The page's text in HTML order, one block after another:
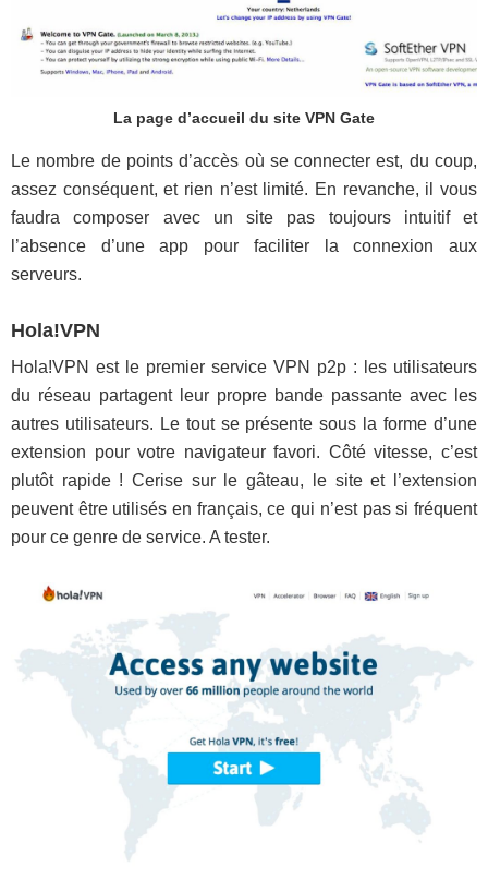
La page d’accueil du site VPN Gate
Le nombre de points d’accès où se connecter est, du coup,
assez conséquent, et rien n’est limité. En revanche, il vous
faudra composer avec un site pas toujours intuitif et
l’absence d’une app pour faciliter la connexion aux
serveurs.
Hola!VPN
Hola!VPN est le premier service VPN p2p : les utilisateurs
du réseau partagent leur propre bande passante avec les
autres utilisateurs. Le tout se présente sous la forme d’une
extension pour votre navigateur favori. Côté vitesse, c’est
plutôt rapide ! Cerise sur le gâteau, le site et l’extension
peuvent être utilisés en français, ce qui n’est pas si fréquent
pour ce genre de service. A tester.